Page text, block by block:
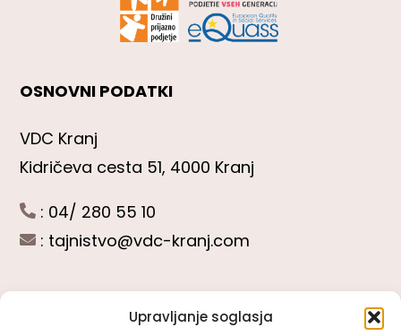
Upravljanje soglasja
OSNOVNI PODATKI
VDC Kranj
Kidričeva cesta 51, 4000 Kranj
: 04/ 280 55 10
: tajnistvo@vdc-kranj.com